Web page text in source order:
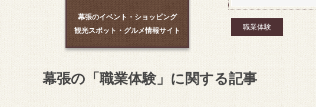
幕張のイベント・ショッピング
観光スポット・グルメ情報サイト
職業体験
幕張の「職業体験」に関する記事